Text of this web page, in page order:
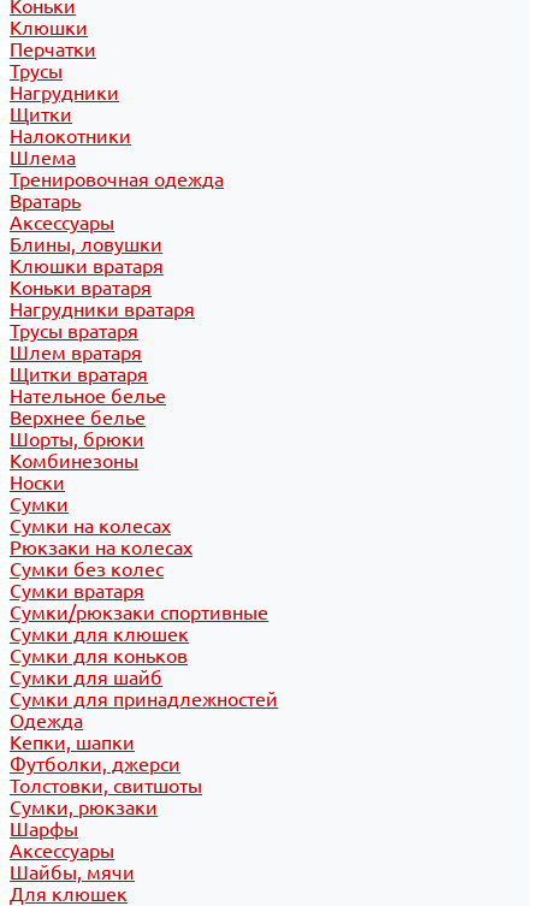
Коньки
Клюшки
Перчатки
Трусы
Нагрудники
Щитки
Налокотники
Шлема
Тренировочная одежда
Вратарь
Аксессуары
Блины, ловушки
Клюшки вратаря
Коньки вратаря
Нагрудники вратаря
Трусы вратаря
Шлем вратаря
Щитки вратаря
Нательное белье
Верхнее белье
Шорты, брюки
Комбинезоны
Носки
Сумки
Сумки на колесах
Рюкзаки на колесах
Сумки без колес
Сумки вратаря
Сумки/рюкзаки спортивные
Сумки для клюшек
Сумки для коньков
Сумки для шайб
Сумки для принадлежностей
Одежда
Кепки, шапки
Футболки, джерси
Толстовки, свитшоты
Сумки, рюкзаки
Шарфы
Аксессуары
Шайбы, мячи
Для клюшек